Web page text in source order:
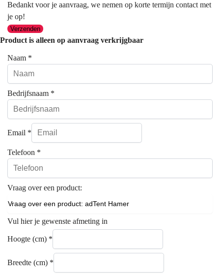
Bedankt voor je aanvraag, we nemen op korte termijn contact met
je op!
Verzenden
Product is alleen op aanvraag verkrijgbaar
Naam *
Bedrijfsnaam *
Email *
Telefoon *
Vraag over een product:
Vul hier je gewenste afmeting in
Hoogte (cm) *
Breedte (cm) *